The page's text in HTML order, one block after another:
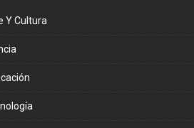
Y Cultura